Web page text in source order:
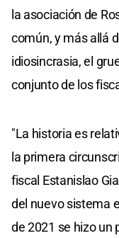
la asociación de
común, y más allá
idiosincrasia, el
conjunto de los
"La historia es
la primera
fiscal Estanislao
del nuevo sistema
de 2021 se hizo un